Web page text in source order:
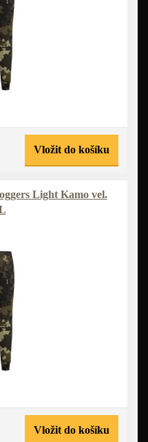
Vložit do košíku
Light Kamo vel.
Vložit do košíku